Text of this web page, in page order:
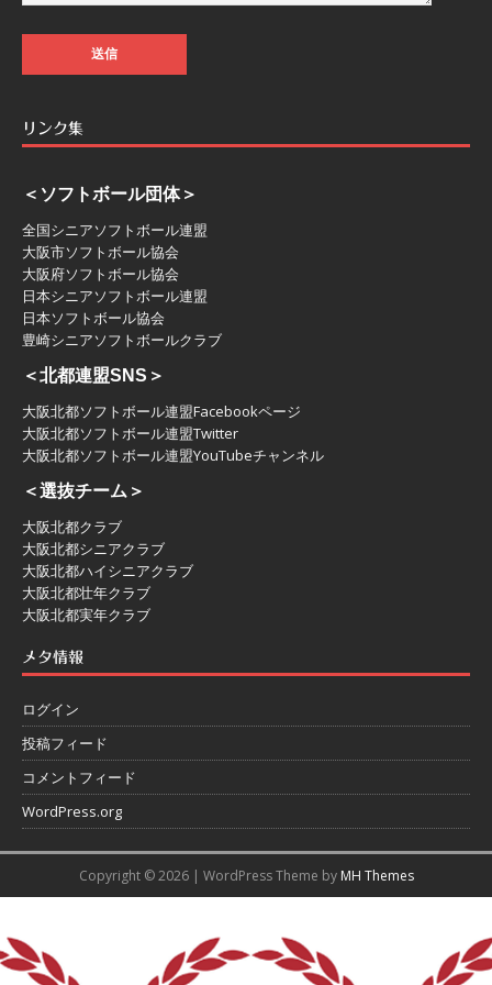
リンク集
＜ソフトボール団体＞
全国シニアソフトボール連盟
大阪市ソフトボール協会
大阪府ソフトボール協会
日本シニアソフトボール連盟
日本ソフトボール協会
豊崎シニアソフトボールクラブ
＜北都連盟SNS＞
大阪北都ソフトボール連盟Facebookページ
大阪北都ソフトボール連盟Twitter
大阪北都ソフトボール連盟YouTubeチャンネル
＜選抜チーム＞
大阪北都クラブ
大阪北都シニアクラブ
大阪北都ハイシニアクラブ
大阪北都壮年クラブ
大阪北都実年クラブ
メタ情報
ログイン
投稿フィード
コメントフィード
WordPress.org
Copyright © 2026 | WordPress Theme by MH Themes